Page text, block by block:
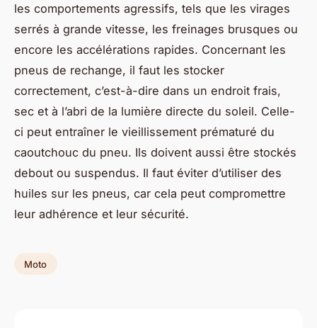
les comportements agressifs, tels que les virages
serrés à grande vitesse, les freinages brusques ou
encore les accélérations rapides. Concernant les
pneus de rechange, il faut les stocker
correctement, c’est-à-dire dans un endroit frais,
sec et à l’abri de la lumière directe du soleil. Celle-
ci peut entraîner le vieillissement prématuré du
caoutchouc du pneu. Ils doivent aussi être stockés
debout ou suspendus. Il faut éviter d’utiliser des
huiles sur les pneus, car cela peut compromettre
leur adhérence et leur sécurité.
Moto